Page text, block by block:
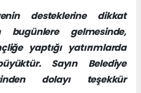
desteklerine dikkat
bugünlere gelmesinde,
yaptığı yatırımlarda
Sayın Belediye
dolayı teşekkür